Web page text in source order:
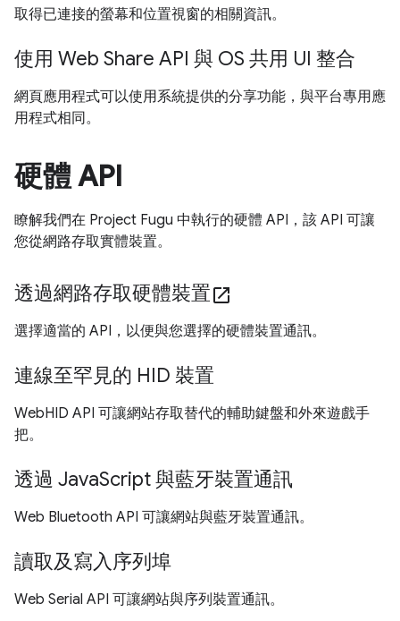
取得已連接的螢幕和位置視窗的相關資訊。
使用 Web Share API 與 OS 共用 UI 整合
網頁應用程式可以使用系統提供的分享功能，與平台專用應
用程式相同。
硬體 API
瞭解我們在 Project Fugu 中執行的硬體 API，該 API 可讓
您從網路存取實體裝置。
透過網路存取硬體裝置open_in_new
選擇適當的 API，以便與您選擇的硬體裝置通訊。
連線至罕見的 HID 裝置
WebHID API 可讓網站存取替代的輔助鍵盤和外來遊戲手
把。
透過 JavaScript 與藍牙裝置通訊
Web Bluetooth API 可讓網站與藍牙裝置通訊。
讀取及寫入序列埠
Web Serial API 可讓網站與序列裝置通訊。